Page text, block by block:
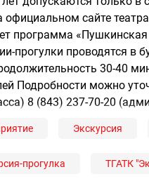
официальном сайте
программа
прогулки проводятся в
30-40
Подробности можно
8 (843) 237-70-20
Экскурсия
прогулка ТГАТК